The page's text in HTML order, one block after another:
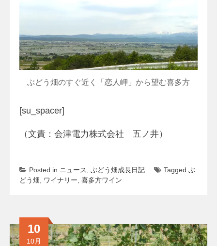
ぶどう畑のすぐ近く「恋人岬」から望む喜多方
[su_spacer]
（文責：会津電力株式会社 五ノ井）
Posted in ニュース ぶどう畑成長日記 Tagged ぶ
どう畑
ワイナリー 喜多方ワイン
10
10月